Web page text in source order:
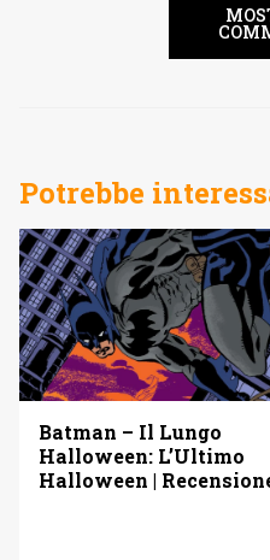
Potrebbe
Batman – Il Lungo
Halloween: L’Ultimo
Halloween |